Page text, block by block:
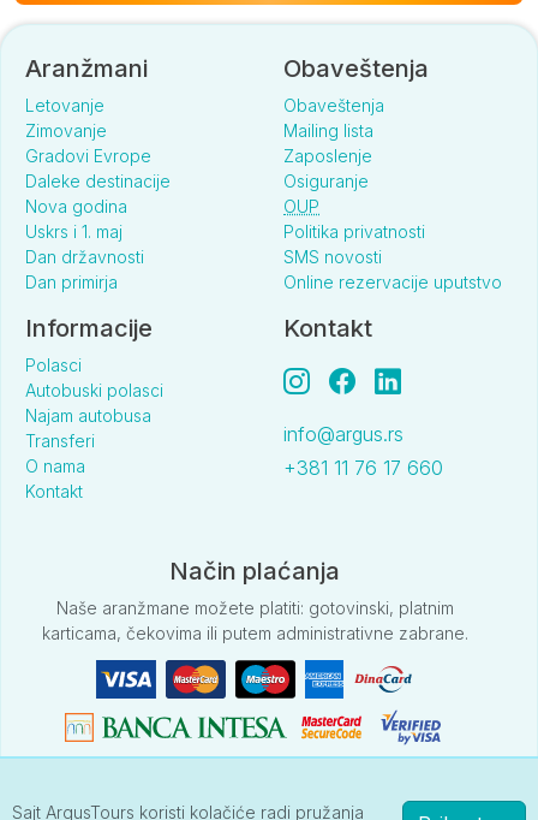
Aranžmani
Letovanje
Zimovanje
Gradovi Evrope
Daleke destinacije
Nova godina
Uskrs i 1. maj
Dan državnosti
Dan primirja
Obaveštenja
Obaveštenja
Mailing lista
Zaposlenje
Osiguranje
OUP
Politika privatnosti
SMS novosti
Online rezervacije uputstvo
Informacije
Polasci
Autobuski polasci
Najam autobusa
Transferi
O nama
Kontakt
Kontakt
info@argus.rs
+381 11 76 17 660
Način plaćanja
Naše aranžmane možete platiti: gotovinski, platnim
karticama, čekovima ili putem administrativne zabrane.
Sajt ArgusTours koristi kolačiće radi pružanja